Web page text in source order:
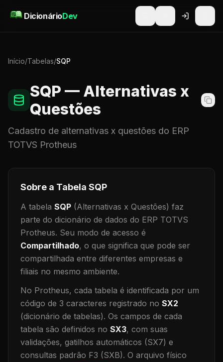
DicionárioDev
Início/Tabelas/SQP
SQP — Alternativas x
Questões
Cadastro de alternativas x questões do ERP
TOTVS Protheus
Sobre a Tabela SQP
A tabela SQP (Alternativas x Questões) faz
parte do dicionário de dados do ERP TOTVS
Protheus. Seu modo de acesso é
Compartilhado, o que significa que pode ser
compartilhada entre diferentes empresas e
filiais no mesmo ambiente.
No Protheus, cada tabela é identificada por um
código de 3 caracteres registrado no SX2
(dicionário de tabelas). Os campos de cada
tabela são definidos no SX3, com suas
validações, gatilhos automáticos (SX7) e
consultas padrão F3 (SXB). O arquivo físico